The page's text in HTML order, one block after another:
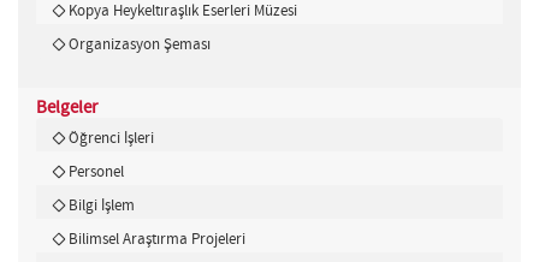
Kopya Heykeltıraşlık Eserleri Müzesi
Organizasyon Şeması
Belgeler
Öğrenci İşleri
Personel
Bilgi İşlem
Bilimsel Araştırma Projeleri